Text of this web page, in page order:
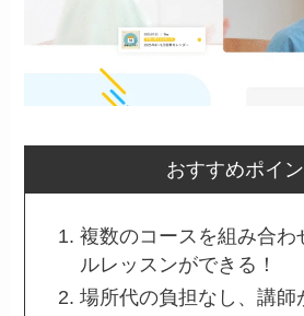
おすすめポイ
複数のコースを組み合わ
ルレッスンができる！
場所代の負担なし、講師